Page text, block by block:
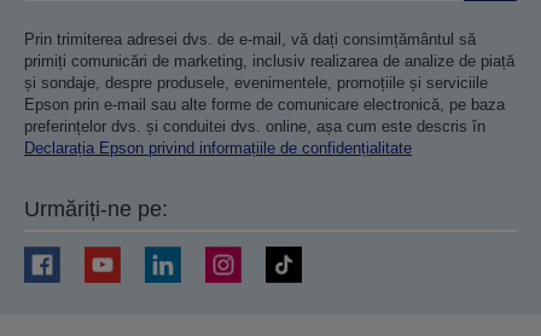
Prin trimiterea adresei dvs. de e-mail, vă dați consimțământul să
primiți comunicări de marketing, inclusiv realizarea de analize de piață
și sondaje, despre produsele, evenimentele, promoțiile și serviciile
Epson prin e-mail sau alte forme de comunicare electronică, pe baza
preferințelor dvs. și conduitei dvs. online, așa cum este descris în
Declarația Epson privind informațiile de confidențialitate
Urmăriți-ne pe: